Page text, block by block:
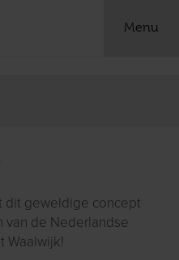
Menu
dit geweldige concept
van de Nederlandse
Waalwijk!